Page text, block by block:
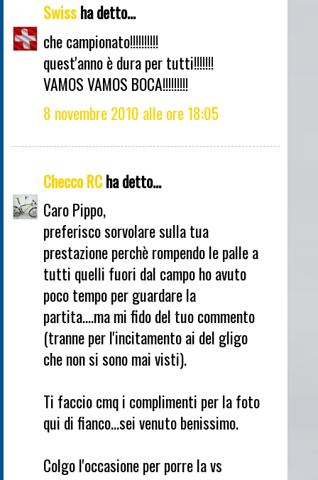
Swissha detto...
che campionato!!!!!!!!!!
quest'anno è dura per tutti!!!!!!!
VAMOS VAMOS BOCA!!!!!!!!!
8 novembre 2010 alle ore 18:05
Checco RCha detto...
Caro Pippo,
preferisco sorvolare sulla tua
prestazione perchè rompendo le palle a
tutti quelli fuori dal campo ho avuto
poco tempo per guardare la
partita....ma mi fido del tuo commento
(tranne per l'incitamento ai del gligo
che non si sono mai visti).
Ti faccio cmq i complimenti per la foto
qui di fianco...sei venuto benissimo.
Colgo l'occasione per porre la vs